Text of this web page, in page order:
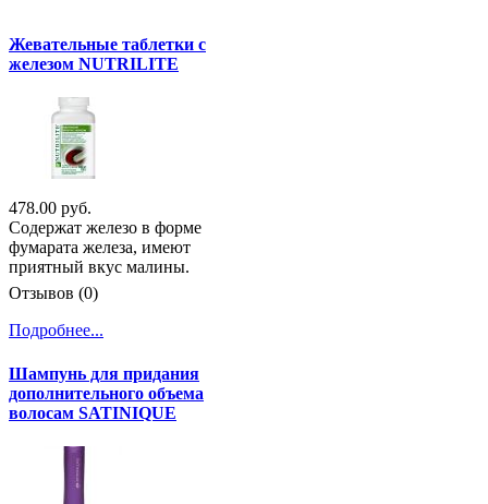
Жевательные таблетки с
железом NUTRILITE
478.00 руб.
Содержат железо в форме
фумарата железа, имеют
приятный вкус малины.
Отзывов (0)
Подробнее...
Шампунь для придания
дополнительного объема
волосам SATINIQUE